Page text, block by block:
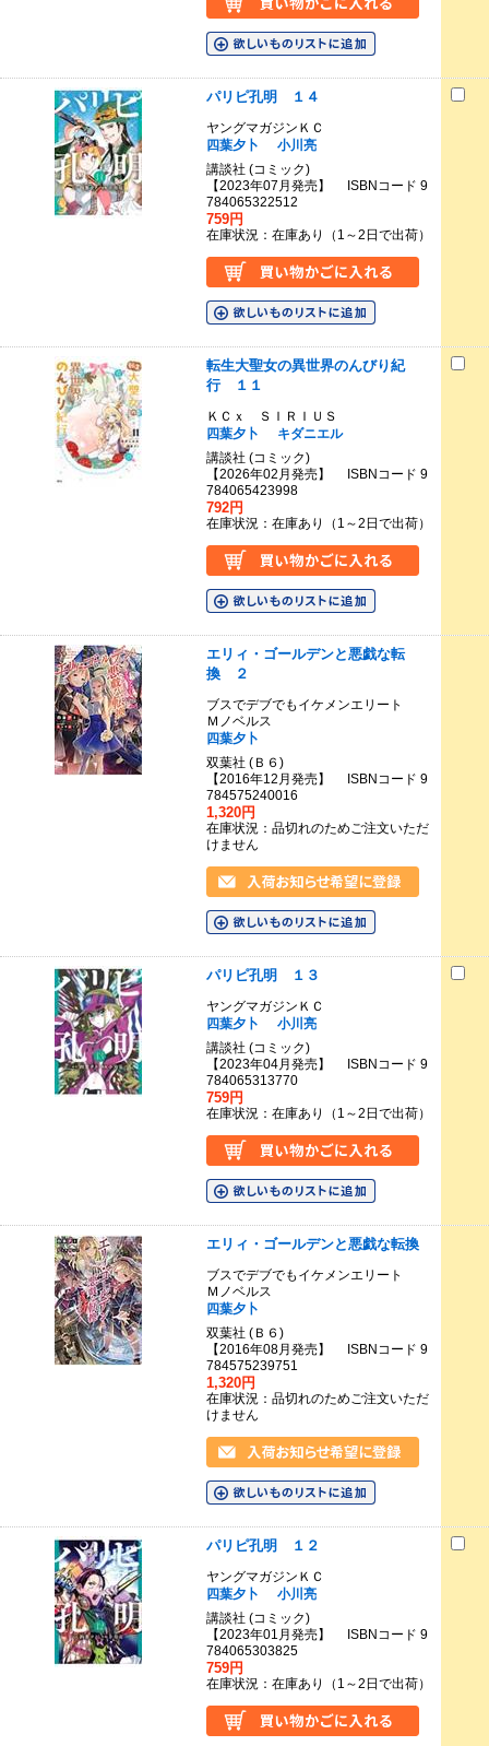
パリピ孔明 １４
ヤングマガジンＫＣ
四葉夕卜
小川亮
講談社 (コミック)
【2023年07月発売】 ISBNコード 9
784065322512
759円
在庫状況：在庫あり（1～2日で出荷）
転生大聖女の異世界のんびり紀
行 １１
ＫＣｘ ＳＩＲＩＵＳ
四葉夕卜
キダニエル
講談社 (コミック)
【2026年02月発売】 ISBNコード 9
784065423998
792円
在庫状況：在庫あり（1～2日で出荷）
エリィ・ゴールデンと悪戯な転
換 ２
ブスでデブでもイケメンエリート
Ｍノベルス
四葉夕卜
双葉社 (Ｂ６)
【2016年12月発売】 ISBNコード 9
784575240016
1,320円
在庫状況：品切れのためご注文いただ
けません
パリピ孔明 １３
ヤングマガジンＫＣ
四葉夕卜
小川亮
講談社 (コミック)
【2023年04月発売】 ISBNコード 9
784065313770
759円
在庫状況：在庫あり（1～2日で出荷）
エリィ・ゴールデンと悪戯な転換
ブスでデブでもイケメンエリート
Ｍノベルス
四葉夕卜
双葉社 (Ｂ６)
【2016年08月発売】 ISBNコード 9
784575239751
1,320円
在庫状況：品切れのためご注文いただ
けません
パリピ孔明 １２
ヤングマガジンＫＣ
四葉夕卜
小川亮
講談社 (コミック)
【2023年01月発売】 ISBNコード 9
784065303825
759円
在庫状況：在庫あり（1～2日で出荷）